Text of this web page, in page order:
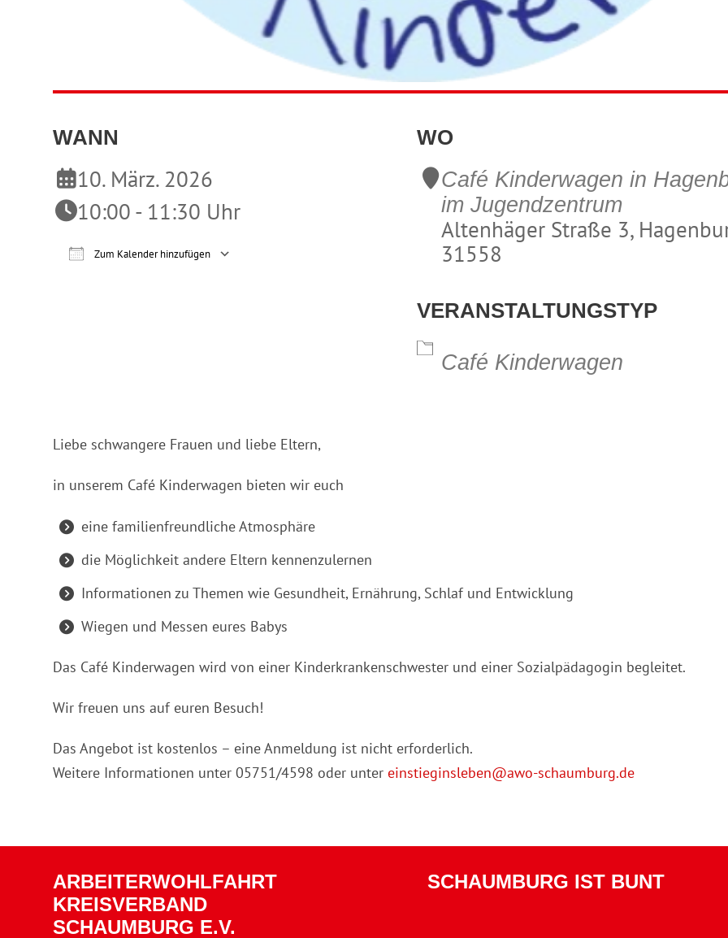
WANN
10. März. 2026
10:00 - 11:30 Uhr
Zum Kalender hinzufügen
WO
Café Kinderwagen in
im Jugendzentrum
Altenhäger Straße 3,
31558
VERANSTALTUNGSTYP
Café Kinderwagen
Liebe schwangere Frauen und liebe Eltern,
in unserem Café Kinderwagen bieten wir euch
eine familienfreundliche Atmosphäre
die Möglichkeit andere Eltern kennenzulernen
Informationen zu Themen wie Gesundheit, Ernährung, Schlaf und Entwicklung
Wiegen und Messen eures Babys
Das Café Kinderwagen wird von einer Kinderkrankenschwester und einer Sozialpädagogin begleitet.
Wir freuen uns auf euren Besuch!
Das Angebot ist kostenlos – eine Anmeldung ist nicht erforderlich.
Weitere Informationen unter 05751/4598 oder unter einstieginsleben@awo-schaumburg.de
ARBEITERWOHLFAHRT
KREISVERBAND
SCHAUMBURG E.V.
SCHAUMBURG IST BUNT